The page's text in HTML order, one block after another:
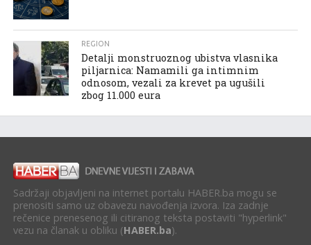
REGION
Detalji monstruoznog ubistva vlasnika
piljarnica: Namamili ga intimnim
odnosom, vezali za krevet pa ugušili
zbog 11.000 eura
Sadržaji objavljeni na internet portalu HABER.ba mogu se
prenositi samo uz obavezu navođenja izvora. Iza zadnje
rečenice prenesenog ili citiranog teksta postaviti "hyperlink"
vezu na članak u obliku (HABER.ba).